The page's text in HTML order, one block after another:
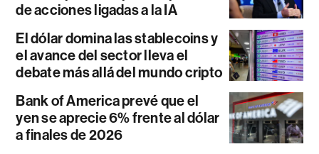
de acciones ligadas a la IA
El dólar domina las stablecoins y
el avance del sector lleva el
debate más allá del mundo cripto
Bank of America prevé que el
yen se aprecie 6% frente al dólar
a finales de 2026